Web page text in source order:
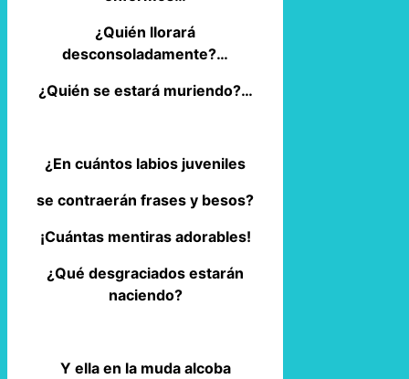
¿Quién llorará
desconsoladamente?…
¿Quién se estará muriendo?…
¿En cuántos labios juveniles
se contraerán frases y besos?
¡Cuántas mentiras adorables!
¿Qué desgraciados estarán
naciendo?
Y ella en la muda alcoba